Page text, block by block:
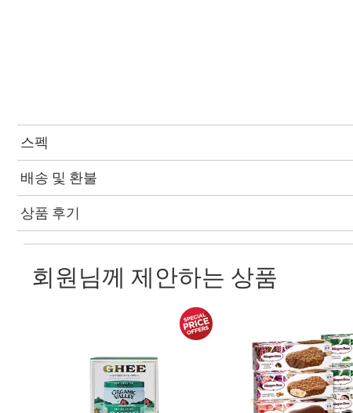
스펙
배송 및 환불
상품 후기
회원님께 제안하는 상품